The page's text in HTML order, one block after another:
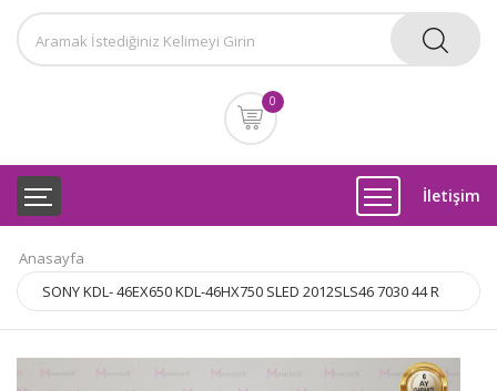
0
İletişim
Anasayfa
SONY KDL- 46EX650 KDL-46HX750 SLED 2012SLS46 7030 44 R
REV1.1 LED BAR